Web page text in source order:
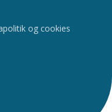
og cookies